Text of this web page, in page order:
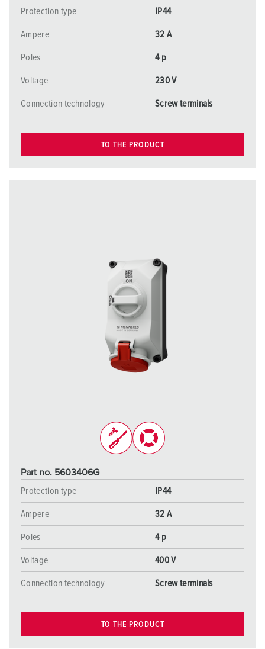
Protection type
IP44
Ampere 32 A
Poles 4 p
Voltage 230 V
Connection technology Screw terminals
TO THE PRODUCT
Part no. 5603406G
Protection type
IP44
Ampere 32 A
Poles 4 p
Voltage 400 V
Connection technology Screw terminals
TO THE PRODUCT